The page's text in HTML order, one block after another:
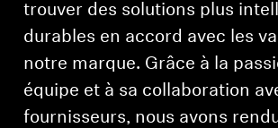
trouver des solutions plus
durables en accord avec les
notre marque. Grâce à la
équipe et à sa collaboration
fournisseurs, nous avons